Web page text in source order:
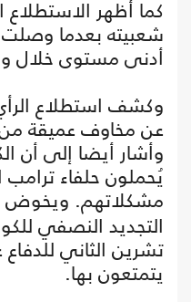
كما أظهر الاستطلاع
شعبيته بعدما
أدنى مستوى خلال
وكشف استطلاع
عن مخاوف عميقة من
وأشار أيضا إلى أن
يُحملون حلفاء
مشكلاتهم. ويخوض
التجديد النصفي
تشرين الثاني للدفاع
يتمتعون بها.